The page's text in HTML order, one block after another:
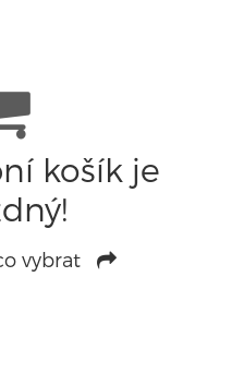
Nová registrace
košík je
vybrat